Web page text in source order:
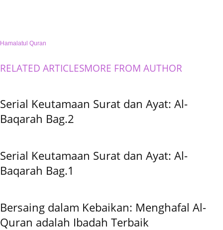
Hamalatul Quran
RELATED ARTICLESMORE FROM AUTHOR
Serial Keutamaan Surat dan Ayat: Al-
Baqarah Bag.2
Serial Keutamaan Surat dan Ayat: Al-
Baqarah Bag.1
Bersaing dalam Kebaikan: Menghafal Al-
Quran adalah Ibadah Terbaik